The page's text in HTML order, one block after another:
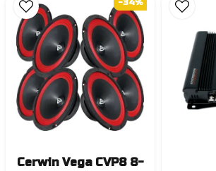
Cerwin Vega CVP8 8-
-34%